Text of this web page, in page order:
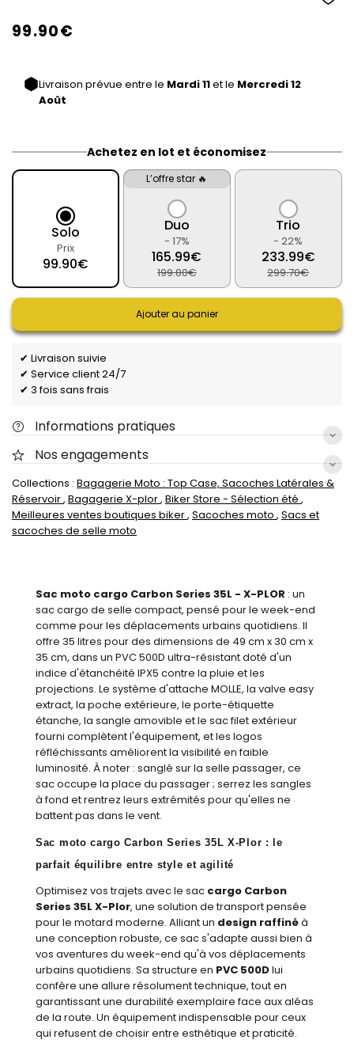
99.90€
/
UNITAIRE
Livraison prévue entre le Mardi 11et le Mercredi 12
Août
Achetez en lot et économisez
Solo
Prix
99.90€
Duo
L’offre star 🔥
- 17%
165.99€
199.80€
Trio
- 22%
233.99€
299.70€
Ajouter au panier
✔ Livraison suivie
✔ Service client 24/7
✔ 3 fois sans frais
Informations pratiques
Nos engagements
Collections : Bagagerie Moto : Top Case, Sacoches Latérales &
Réservoir, Bagagerie X-plor, Biker Store - Sélection été ,
Meilleures ventes boutiques biker, Sacoches moto , Sacs et
sacoches de selle moto
Sac moto cargo Carbon Series 35L - X-PLOR : un
sac cargo de selle compact, pensé pour le week-end
comme pour les déplacements urbains quotidiens. Il
offre 35 litres pour des dimensions de 49 cm x 30 cm x
35 cm, dans un PVC 500D ultra-résistant doté d'un
indice d'étanchéité IPX5 contre la pluie et les
projections. Le système d'attache MOLLE, la valve easy
extract, la poche extérieure, le porte-étiquette
étanche, la sangle amovible et le sac filet extérieur
fourni complètent l'équipement, et les logos
réfléchissants améliorent la visibilité en faible
luminosité. À noter : sanglé sur la selle passager, ce
sac occupe la place du passager ; serrez les sangles
à fond et rentrez leurs extrémités pour qu'elles ne
battent pas dans le vent.
Sac moto cargo Carbon Series 35L X-Plor : le
parfait équilibre entre style et agilité
Optimisez vos trajets avec le sac cargo Carbon
Series 35L X-Plor, une solution de transport pensée
pour le motard moderne. Alliant un design raffinéà
une conception robuste, ce sac s'adapte aussi bien à
vos aventures du week-end qu'à vos déplacements
urbains quotidiens. Sa structure en PVC 500Dlui
confère une allure résolument technique, tout en
garantissant une durabilité exemplaire face aux aléas
de la route. Un équipement indispensable pour ceux
qui refusent de choisir entre esthétique et praticité.